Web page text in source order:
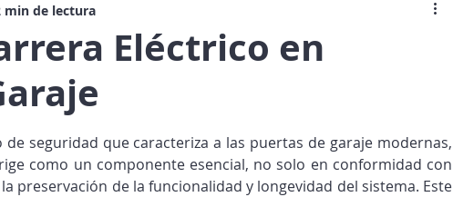
Datos interesantes
Eléctrico en
min de lectura
seguridad que caracteriza a las puertas de garaje modernas,
como un componente esencial, no solo en conformidad con
preservación de la funcionalidad y longevidad del sistema. Este